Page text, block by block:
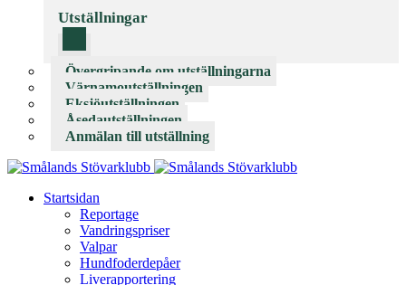
Utställningar
Övergripande om utställningarna
Värnamoutställningen
Eksjöutställningen
Åsedautställningen
Anmälan till utställning
Startsidan
Reportage
Vandringspriser
Valpar
Hundfoderdepåer
Liverapportering